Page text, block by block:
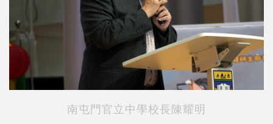
南屯門官立中學校長陳耀明